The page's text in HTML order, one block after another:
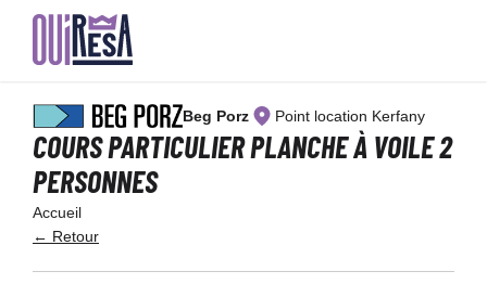
principal
Beg Porz Point location Kerfany
COURS PARTICULIER PLANCHE À VOILE 2
PERSONNES
Accueil
← Retour